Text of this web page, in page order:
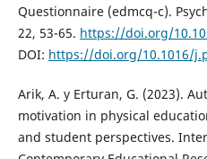
Questionnaire (edmcq-c).
22, 53-65. https://doi.org/
DOI: https://doi.org/10.1016/
Arik, A. y Erturan, G. (2023).
motivation in physical
and student perspectives.